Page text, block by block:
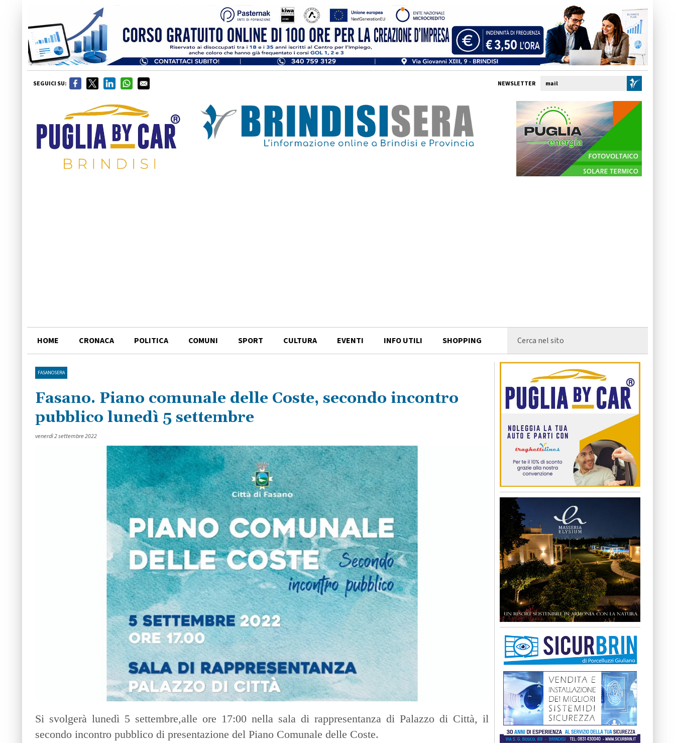
SEGUICI SU: NEWSLETTER
HOME CRONACA POLITICA COMUNI SPORT CULTURA EVENTI INFO UTILI SHOPPING
FASANOSERA
Fasano. Piano comunale delle Coste, secondo incontro
pubblico lunedì 5 settembre
venerdì 2 settembre 2022
Si svolgerà lunedì 5 settembre,alle ore 17:00 nella sala di rappresentanza di Palazzo di Città, il
secondo incontro pubblico di presentazione del Piano Comunale delle Coste.